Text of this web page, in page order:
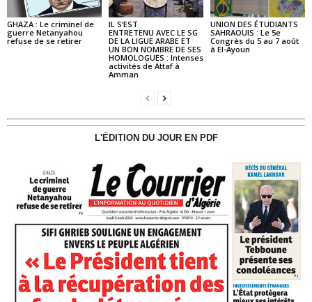
GHAZA : Le criminel de
guerre Netanyahou
refuse de se retirer
IL S’EST
ENTRETENU AVEC LE SG
DE LA LIGUE ARABE ET
UN BON NOMBRE DE SES
HOMOLOGUES : Intenses
activités de Attaf à
Amman
UNION DES ÉTUDIANTS
SAHRAOUIS : Le 5e
Congrès du 5 au 7 août
à El-Ayoun
L'ÉDITION DU JOUR EN PDF